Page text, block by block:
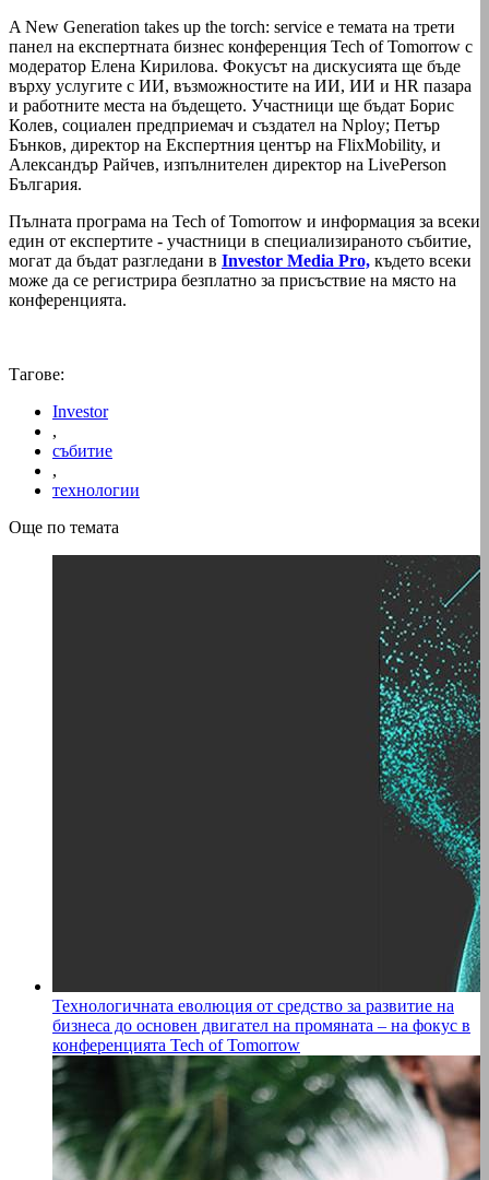
A New Generation takes up the torch: service е темата на трети
панел на експертната бизнес конференция Tech of Tomorrow с
модератор Елена Кирилова. Фокусът на дискусията ще бъде
върху услугите с ИИ, възможностите на ИИ, ИИ и HR пазара
и работните места на бъдещето. Участници ще бъдат Борис
Колев, социален предприемач и създател на Nploy; Петър
Бънков, директор на Експертния център на FlixMobility, и
Александър Райчев, изпълнителен директор на LivePerson
България.
Пълната програма на Tech of Tomorrow и информация за всеки
един от експертите - участници в специализираното събитие,
могат да бъдат разгледани в Investor Media Pro, където всеки
може да се регистрира безплатно за присъствие на място на
конференцията.
Тагове:
Investor
,
събитие
,
технологии
Още по темата
Технологичната еволюция от средство за развитие на
бизнеса до основен двигател на промяната – на фокус в
конференцията Tech of Tomorrow